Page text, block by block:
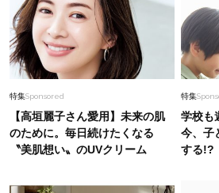
特集Sponsored
【高垣麗子さん愛用】未来の肌
のために。毎日続けたくなる
〝美肌想い〟のUVクリーム
特集
学校も
今、子
する!?